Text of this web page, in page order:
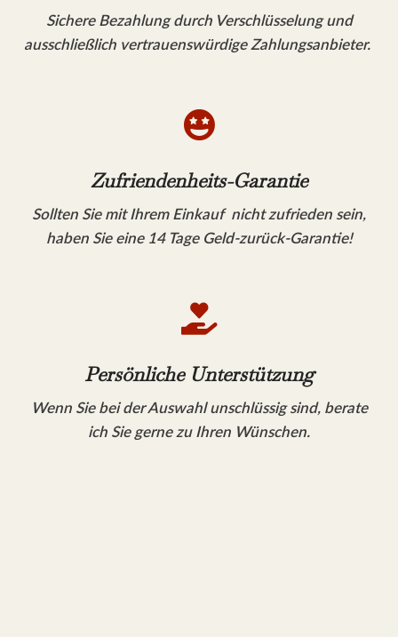
Sichere Bezahlung durch Verschlüsselung und
ausschließlich vertrauenswürdige Zahlungsanbieter.

Zufriendenheits-Garantie
Sollten Sie mit Ihrem Einkauf nicht zufrieden sein,
haben Sie eine 14 Tage Geld-zurück-Garantie!

Persönliche Unterstützung
Wenn Sie bei der Auswahl unschlüssig sind, berate
ich Sie gerne zu Ihren Wünschen.